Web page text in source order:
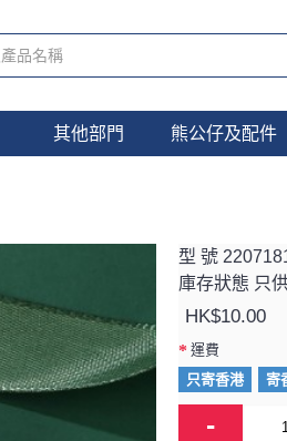
其他部門 熊公仔及配件
型 號
庫存狀態 只
HK$10.00
運費
只寄香港
寄
-